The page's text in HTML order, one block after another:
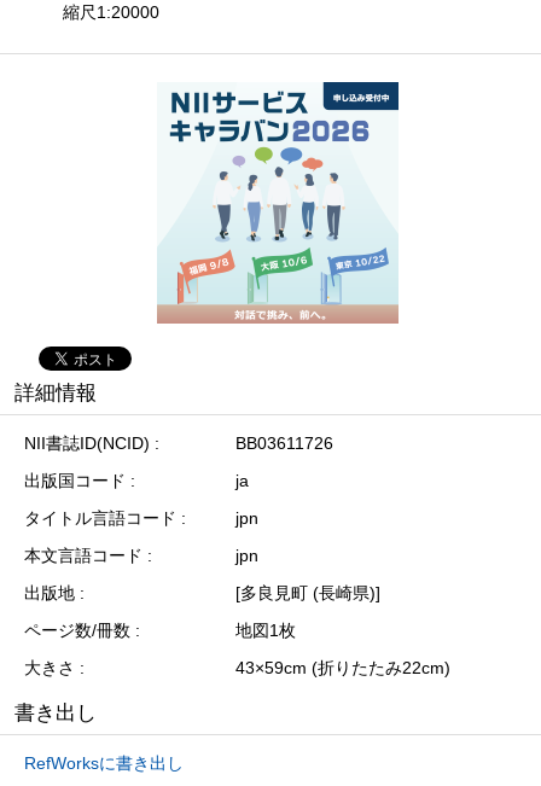
縮尺1:20000
詳細情報
NII書誌ID(NCID)
BB03611726
出版国コード
ja
タイトル言語コード
jpn
本文言語コード
jpn
出版地
[多良見町 (長崎県)]
ページ数/冊数
地図1枚
大きさ
43×59cm (折りたたみ22cm)
書き出し
RefWorksに書き出し